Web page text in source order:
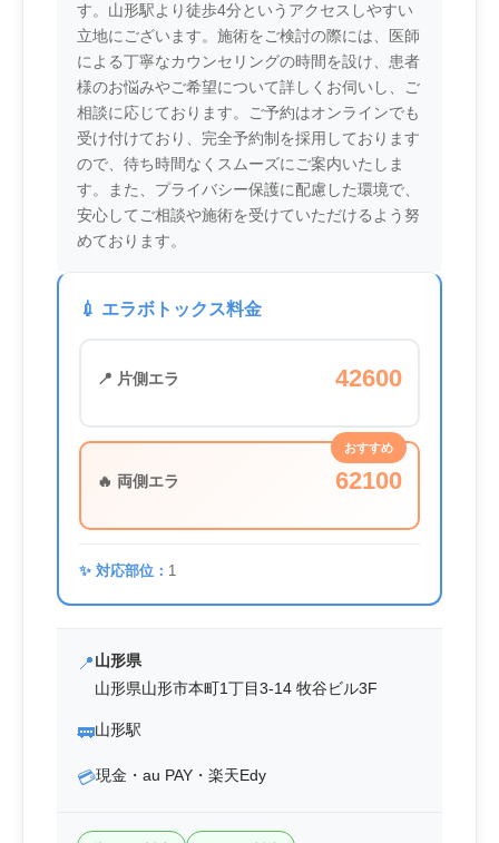
す。山形駅より徒歩4分というアクセスしやすい
立地にございます。施術をご検討の際には、医師
による丁寧なカウンセリングの時間を設け、患者
様のお悩みやご希望について詳しくお伺いし、ご
相談に応じております。ご予約はオンラインでも
受け付けており、完全予約制を採用しております
ので、待ち時間なくスムーズにご案内いたしま
す。また、プライバシー保護に配慮した環境で、
安心してご相談や施術を受けていただけるよう努
めております。
💉 エラボトックス料金
📍 片側エラ 42600
おすすめ
🔥 両側エラ 62100
✨ 対応部位： 1
📍山形県
山形県山形市本町1丁目3-14 牧谷ビル3F
🚃山形駅
💳現金・au PAY・楽天Edy